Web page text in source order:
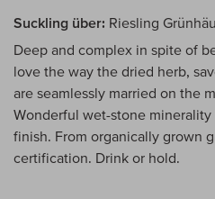
Suckling über: Riesling
Deep and complex in spite of
love the way the dried herb,
are seamlessly married on the
Wonderful wet-stone
finish. From organically grown
certification. Drink or hold.